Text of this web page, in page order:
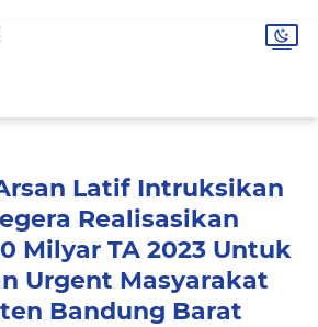
Latif Intruksikan
Realisasikan
Milyar TA 2023 Untuk
Urgent Masyarakat
Bandung Barat